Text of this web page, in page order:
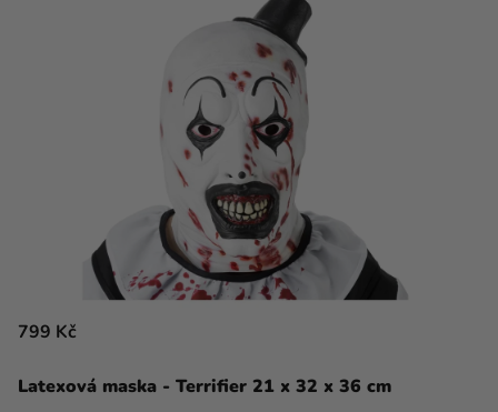
Latexová maska - Terrifier 21 x 32 x 36 cm
799 Kč